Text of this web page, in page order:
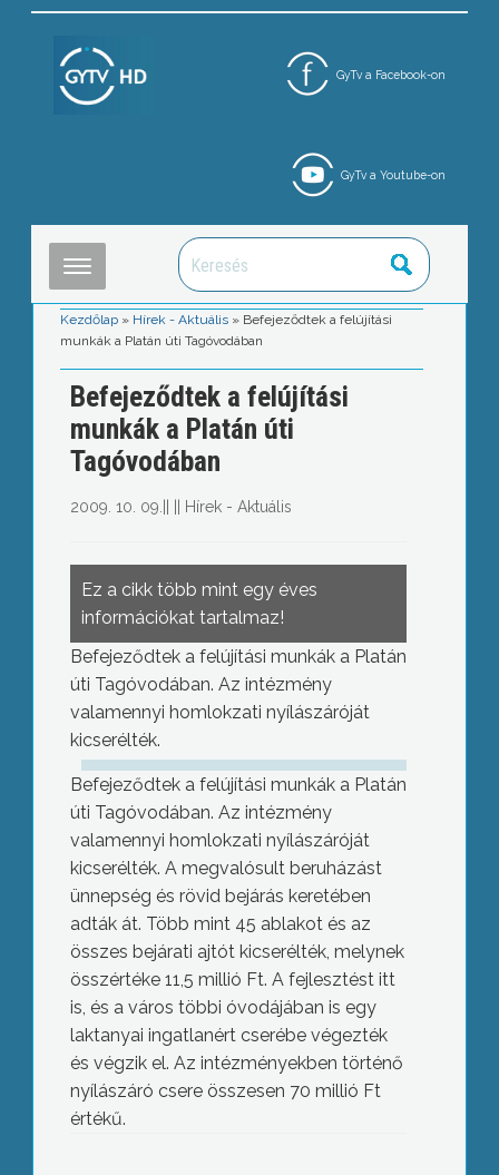
GyTv a Facebook-on
GyTv a Youtube-on
Kezdőlap » Hírek - Aktuális » Befejeződtek a felújítási
munkák a Platán úti Tagóvodában
Befejeződtek a felújítási
munkák a Platán úti
Tagóvodában
2009. 10. 09. Hírek - Aktuális
Ez a cikk több mint egy éves
információkat tartalmaz!
Befejeződtek a felújítási munkák a Platán
úti Tagóvodában. Az intézmény
valamennyi homlokzati nyílászáróját
kicserélték.
Befejeződtek a felújítási munkák a Platán
úti Tagóvodában. Az intézmény
valamennyi homlokzati nyílászáróját
kicserélték. A megvalósult beruházást
ünnepség és rövid bejárás keretében
adták át. Több mint 45 ablakot és az
összes bejárati ajtót kicserélték, melynek
összértéke 11,5 millió Ft. A fejlesztést itt
is, és a város többi óvodájában is egy
laktanyai ingatlanért cserébe végezték
és végzik el. Az intézményekben történő
nyílászáró csere összesen 70 millió Ft
értékű.